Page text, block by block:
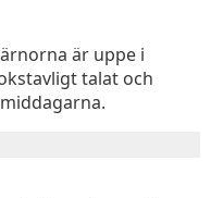
är uppe i
talat och